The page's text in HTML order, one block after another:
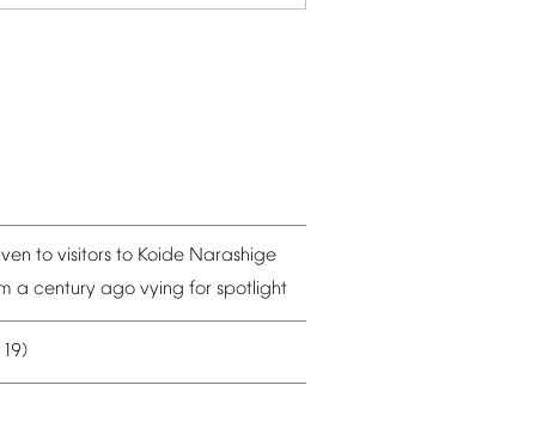
to visitors to Koide Narashige
a century ago vying for spotlight
19)